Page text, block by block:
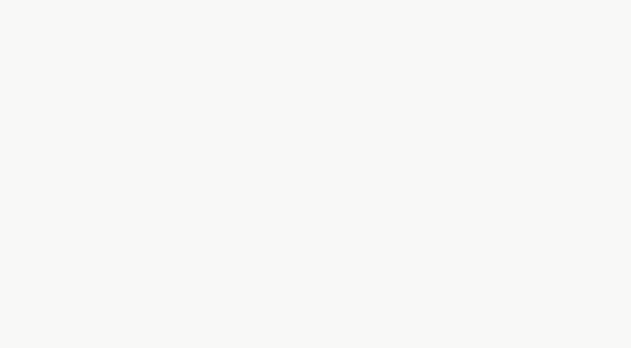
Они очень хитрые и напоминают лисицу.
Они малоэмоциональны и спокойны. Если
будут только рады. Когда скучают –